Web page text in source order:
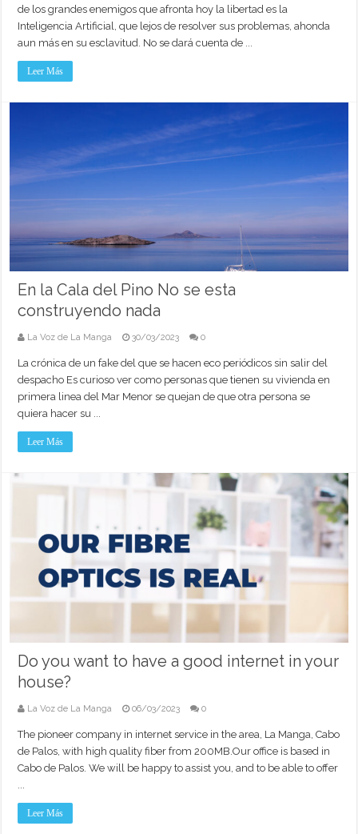
de los grandes enemigos que afronta hoy la libertad es la
Inteligencia Artificial, que lejos de resolver sus problemas, ahonda
aun más en su esclavitud. No se dará cuenta de ...
Leer Más
En la Cala del Pino No se esta
construyendo nada
La Voz de La Manga 30/03/2023 0
La crónica de un fake del que se hacen eco periódicos sin salir del
despacho Es curioso ver como personas que tienen su vivienda en
primera linea del Mar Menor se quejan de que otra persona se
quiera hacer su ...
Leer Más
Do you want to have a good internet in your
house?
La Voz de La Manga 06/03/2023 0
The pioneer company in internet service in the area, La Manga, Cabo
de Palos, with high quality fiber from 200MB.Our office is based in
Cabo de Palos. We will be happy to assist you, and to be able to offer
...
Leer Más